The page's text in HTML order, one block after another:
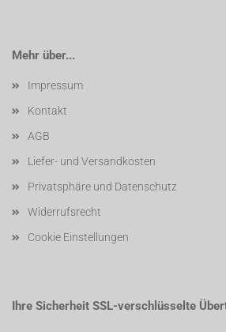
Mehr über...
Impressum
Kontakt
AGB
Liefer- und Versandkosten
Privatsphäre und Datenschutz
Widerrufsrecht
Cookie Einstellungen
Ihre Sicherheit SSL-verschlüsselte